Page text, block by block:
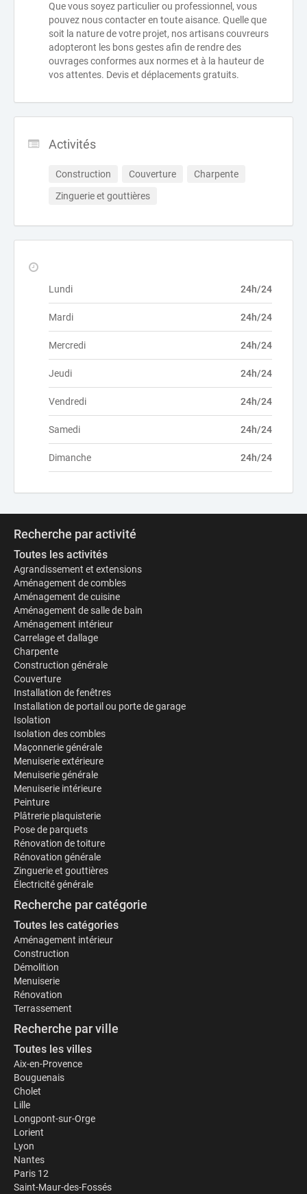
Que vous soyez particulier ou professionnel, vous
pouvez nous contacter en toute aisance. Quelle que
soit la nature de votre projet, nos artisans couvreurs
adopteront les bons gestes afin de rendre des
ouvrages conformes aux normes et à la hauteur de
vos attentes. Devis et déplacements gratuits.
Activités
Construction Couverture
Charpente
Zinguerie et gouttières
Lundi 24h/24
Mardi 24h/24
Mercredi 24h/24
Jeudi 24h/24
Vendredi 24h/24
Samedi 24h/24
Dimanche 24h/24
Recherche par activité
Toutes les activités
Agrandissement et extensions
Aménagement de combles
Aménagement de cuisine
Aménagement de salle de bain
Aménagement intérieur
Carrelage et dallage
Charpente
Construction générale
Couverture
Installation de fenêtres
Installation de portail ou porte de garage
Isolation
Isolation des combles
Maçonnerie générale
Menuiserie extérieure
Menuiserie générale
Menuiserie intérieure
Peinture
Plâtrerie plaquisterie
Pose de parquets
Rénovation de toiture
Rénovation générale
Zinguerie et gouttières
Électricité générale
Recherche par catégorie
Toutes les catégories
Aménagement intérieur
Construction
Démolition
Menuiserie
Rénovation
Terrassement
Recherche par ville
Toutes les villes
Aix-en-Provence
Bouguenais
Cholet
Lille
Longpont-sur-Orge
Lorient
Lyon
Nantes
Paris 12
Saint-Maur-des-Fossés